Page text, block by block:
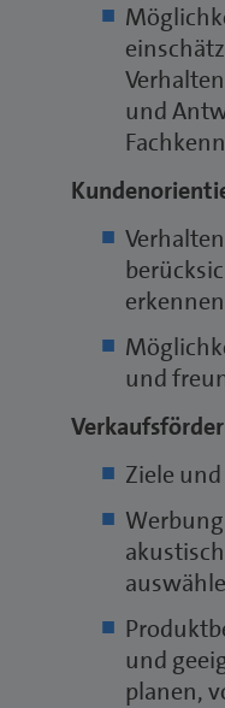
und
und
Ziele
und
planen,